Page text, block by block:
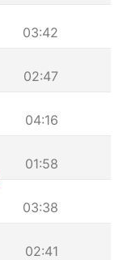
03:42
02:47
04:16
01:58
03:38
02:41